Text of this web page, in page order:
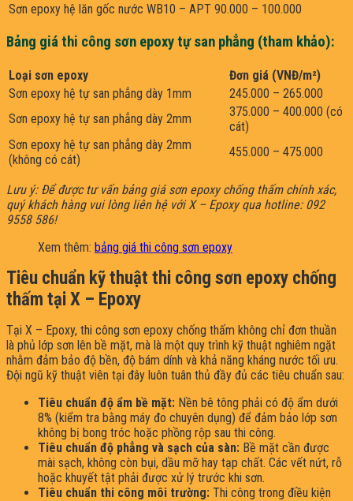
Sơn epoxy hệ lăn gốc nước WB10 – APT 90.000 – 100.000
Bảng giá thi công sơn epoxy tự san phẳng (tham khảo):
Loại sơn epoxy
Đơn giá (VNĐ/m²)
Sơn epoxy hệ tự san phẳng dày 1mm
245.000 – 265.000
Sơn epoxy hệ tự san phẳng dày 2mm
375.000 – 400.000 (có
cát)
Sơn epoxy hệ tự san phẳng dày 2mm
(không có cát)
455.000 – 475.000
Lưu ý: Để được tư vấn bảng giá sơn epoxy chống thấm chính xác,
quý khách hàng vui lòng liên hệ với X – Epoxy qua hotline: 092
9558 586!
Xem thêm: bảng giá thi công sơn epoxy
Tiêu chuẩn kỹ thuật thi công sơn epoxy chống
thấm tại X – Epoxy
Tại X – Epoxy, thi công sơn epoxy chống thấm không chỉ đơn thuần
là phủ lớp sơn lên bề mặt, mà là một quy trình kỹ thuật nghiêm ngặt
nhằm đảm bảo độ bền, độ bám dính và khả năng kháng nước tối ưu.
Đội ngũ kỹ thuật viên tại đây luôn tuân thủ đầy đủ các tiêu chuẩn sau:
Tiêu chuẩn độ ẩm bề mặt: Nền bê tông phải có độ ẩm dưới
8% (kiểm tra bằng máy đo chuyên dụng) để đảm bảo lớp sơn
không bị bong tróc hoặc phồng rộp sau thi công.
Tiêu chuẩn độ phẳng và sạch của sàn: Bề mặt cần được
mài sạch, không còn bụi, dầu mỡ hay tạp chất. Các vết nứt, rỗ
hoặc khuyết tật phải được xử lý trước khi sơn.
Tiêu chuẩn thi công môi trường: Thi công trong điều kiện